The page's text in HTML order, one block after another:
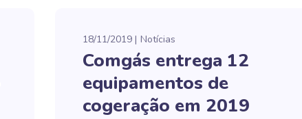
18/11/2019 Notícias
Comgás entrega 12
equipamentos de
cogeração em 2019